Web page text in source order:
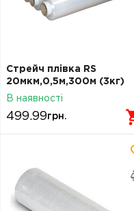
Стрейч плівка RS
20мкм,0,5м,300м (3кг)
В наявності
499.99грн.